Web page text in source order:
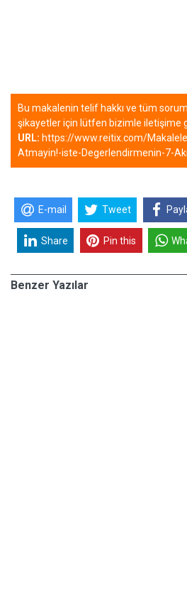
Bu makalenin telif hakkı ve tüm
şikayetler için lütfen bizimle iletişime
URL: https://www.reitix.com/
Atmayin!-iste-Degerlendirmenin-7-
E-mail Tweet
Share Pin this
Benzer Yazılar